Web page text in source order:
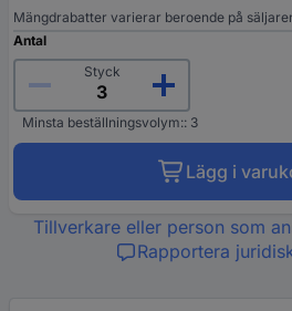
Mängdrabatter varierar beroende på
Antal
Styck
Minsta beställningsvolym:: 3
Lägg i
Tillverkare eller person som
Rapportera